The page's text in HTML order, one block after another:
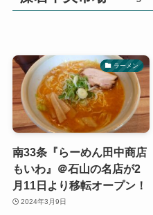
ラーメン
南33条『らーめん田中商店
もいわ』＠石山の名店が2
月11日より移転オープン！
2024年3月9日